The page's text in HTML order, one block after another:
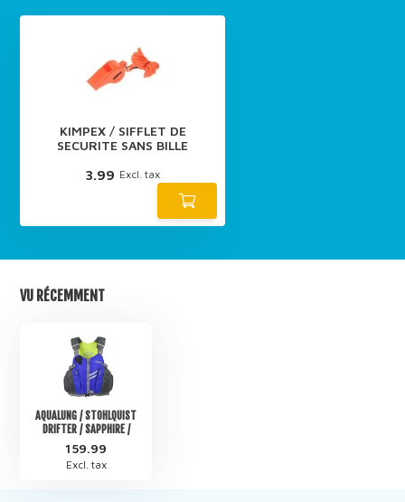
KIMPEX / SIFFLET DE
SECURITE SANS BILLE
3.99 Excl. tax
VU RÉCEMMENT
AQUALUNG / STOHLQUIST
DRIFTER / SAPPHIRE /
159.99
Excl. tax